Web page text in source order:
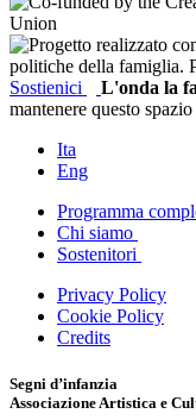
Sostienici L'onda la
mantenere questo
Ita
Eng
Programma
Chi siamo
Sostenitori
Privacy Policy
Cookie Policy
Credits
Segni d’infanzia
Associazione Artistica e